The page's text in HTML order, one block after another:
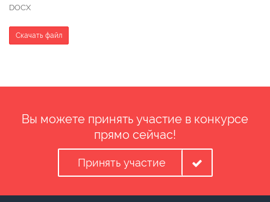
DOCX
Скачать файл
Вы можете принять участие в конкурсе
прямо сейчас!
Принять участие